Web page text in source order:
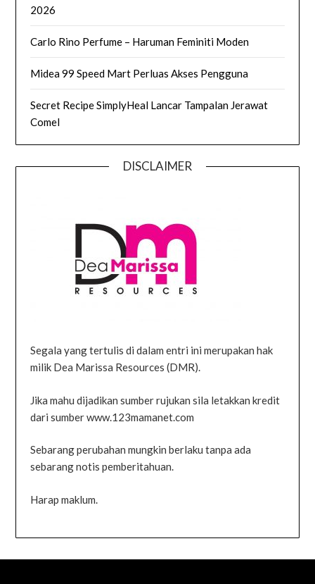
2026
Carlo Rino Perfume – Haruman Feminiti Moden
Midea 99 Speed Mart Perluas Akses Pengguna
Secret Recipe SimplyHeal Lancar Tampalan Jerawat
Comel
DISCLAIMER
Segala yang tertulis di dalam entri ini merupakan hak
milik Dea Marissa Resources (DMR).
Jika mahu dijadikan sumber rujukan sila letakkan kredit
dari sumber www.123mamanet.com
Sebarang perubahan mungkin berlaku tanpa ada
sebarang notis pemberitahuan.
Harap maklum.